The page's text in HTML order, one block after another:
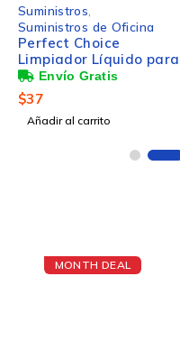
Suministros
Suministros de Oficina
Perfect Choice
Limpiador Líquido para
Computadoras,PC-
$37
Añadir al carrito
MONTH DEAL